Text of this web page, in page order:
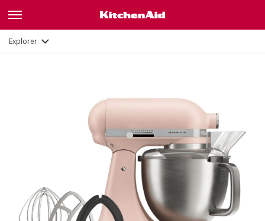
ExplorerDescription